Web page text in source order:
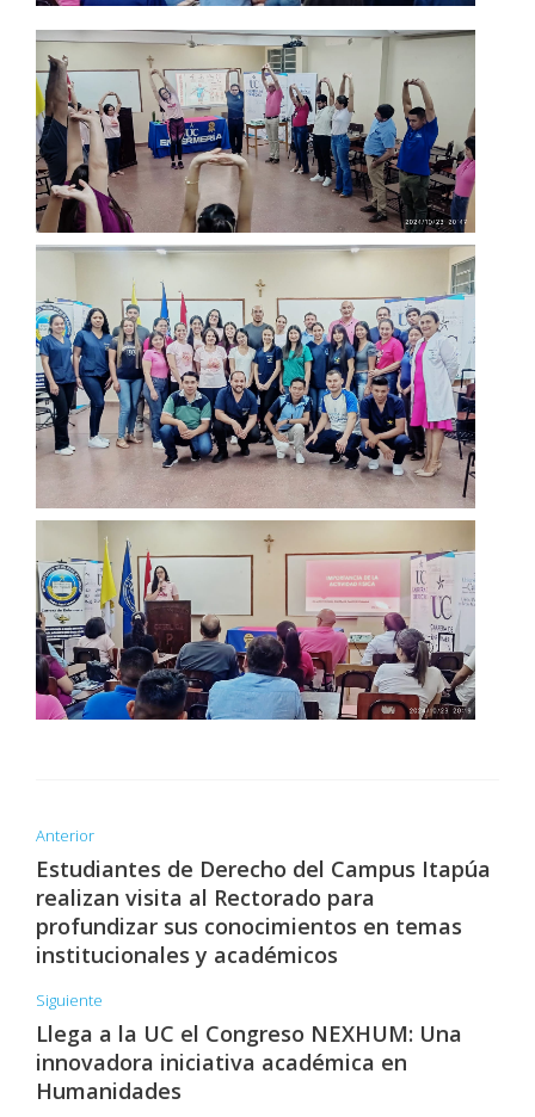
Anterior
Estudiantes de Derecho del Campus Itapúa
realizan visita al Rectorado para
profundizar sus conocimientos en temas
institucionales y académicos
Siguiente
Llega a la UC el Congreso NEXHUM: Una
innovadora iniciativa académica en
Humanidades